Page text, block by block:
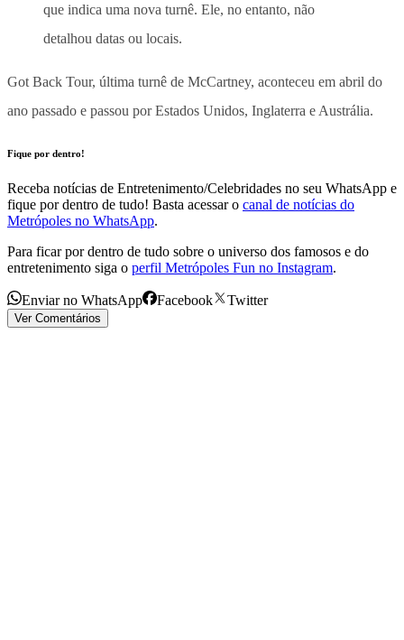
que indica uma nova turnê. Ele, no entanto, não
detalhou datas ou locais.
Got Back Tour, última turnê de McCartney, aconteceu em abril do
ano passado e passou por Estados Unidos, Inglaterra e Austrália.
Fique por dentro!
Receba notícias de Entretenimento/Celebridades no seu WhatsApp e
fique por dentro de tudo! Basta acessar o canal de notícias do
Metrópoles no WhatsApp.
Para ficar por dentro de tudo sobre o universo dos famosos e do
entretenimento siga o perfil Metrópoles Fun no Instagram.
Enviar no WhatsApp Facebook Twitter
Ver Comentários